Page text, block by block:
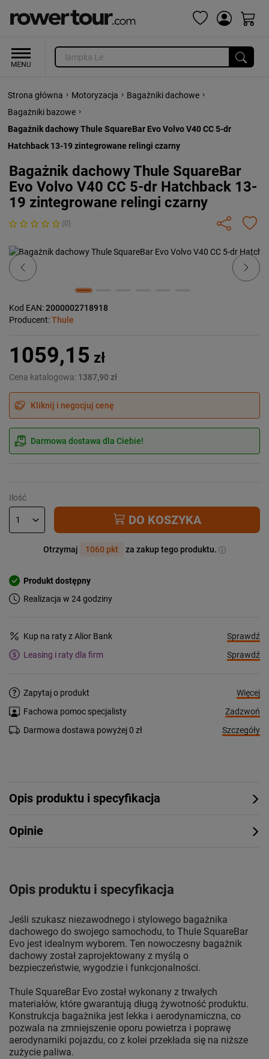
Strona główna › Motoryzacja › Bagażniki dachowe ›
Bagażniki bazowe ›
Bagażnik dachowy Thule SquareBar Evo Volvo V40 CC 5-dr
Hatchback 13-19 zintegrowane relingi czarny
Bagażnik dachowy Thule SquareBar
Evo Volvo V40 CC 5-dr Hatchback 13-
19 zintegrowane relingi czarny
(0)
Previous Next
Kod EAN:2000002718918
Producent:Thule
1059,15 zł
Cena katalogowa: 1387,90 zł
Kliknij i negocjuj cenę
Darmowa dostawa dla Ciebie!
Ilość
DO KOSZYKA
Otrzymaj 1060 pkt za zakup tego produktu.
Produkt dostępny
Realizacja w 24 godziny
Kup na raty z Alior Bank
Sprawdź
Leasing i raty dla firm
Sprawdź
Zapytaj o produkt
Więcej
Fachowa pomoc specjalisty
Zadzwoń
Darmowa dostawa powyżej 0 zł
Szczegóły
Opis produktu i specyfikacja
Opinie
Opis produktu i specyfikacja
Jeśli szukasz niezawodnego i stylowego bagażnika
dachowego do swojego samochodu, to Thule SquareBar
Evo jest idealnym wyborem. Ten nowoczesny bagażnik
dachowy został zaprojektowany z myślą o
bezpieczeństwie, wygodzie i funkcjonalności.
Thule SquareBar Evo został wykonany z trwałych
materiałów, które gwarantują długą żywotność produktu.
Konstrukcja bagażnika jest lekka i aerodynamiczna, co
pozwala na zmniejszenie oporu powietrza i poprawę
aerodynamiki pojazdu, co z kolei przekłada się na niższe
zużycie paliwa.